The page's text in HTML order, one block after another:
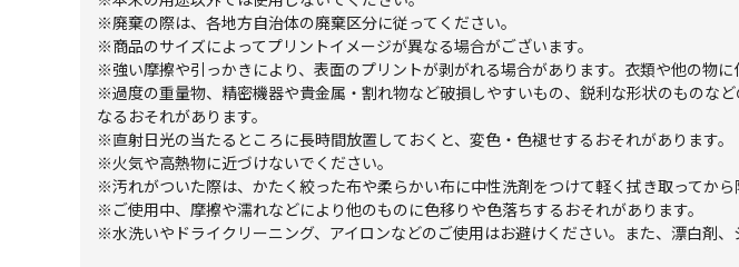
※廃棄の際は、各地方自治体の廃棄区分に従ってください。
※商品のサイズによってプリントイメージが異なる場合がございます。
※強い摩擦や引っかきにより、表面のプリントが剥がれる場合があります。衣類や他の物に
※過度の重量物、精密機器や貴金属・割れ物など破損しやすいもの、鋭利な形状のものな
なるおそれがあります。
※直射日光の当たるところに長時間放置しておくと、変色・色褪せするおそれがあります。
※火気や高熱物に近づけないでください。
※汚れがついた際は、かたく絞った布や柔らかい布に中性洗剤をつけて軽く拭き取ってから
※ご使用中、摩擦や濡れなどにより他のものに色移りや色落ちするおそれがあります。
※水洗いやドライクリーニング、アイロンなどのご使用はお避けください。また、漂白剤、